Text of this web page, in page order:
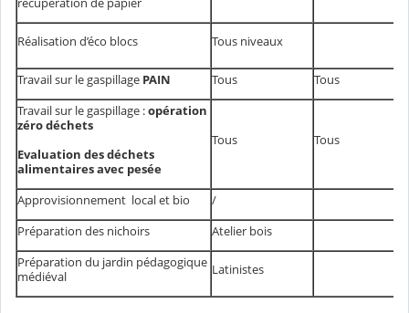
Réalisation d’éco blocs Tous niveaux
Travail sur le gaspillage PAIN Tous
Tous
Travail sur le gaspillage :opération
zéro déchets
Evaluation des déchets
alimentaires avec pesée
Tous Tous
Approvisionnement local et bio
/
Préparation des nichoirs
Atelier bois
Préparation du jardin pédagogique
médiéval
Latinistes